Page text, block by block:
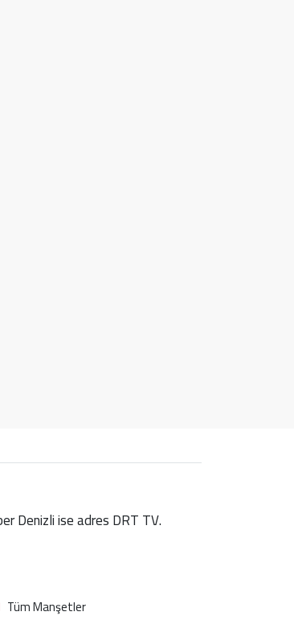
Denizli ise adres DRT TV.
Tüm Manşetler